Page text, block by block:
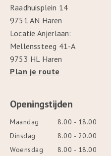
Raadhuisplein 14
9751 AN Haren
Locatie Anjerlaan:
Mellenssteeg 41-A
9753 HL Haren
Plan je route
Openingstijden
Maandag
8.00 - 18.00
Dinsdag
8.00 - 20.00
Woensdag
8.00 - 18.00